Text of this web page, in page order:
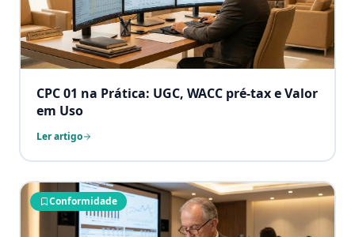
CPC 01 na Prática: UGC, WACC pré-tax e Valor
em Uso
Ler artigo
Conformidade